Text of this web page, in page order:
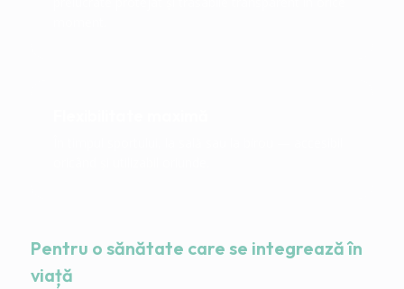
Pentru o sănătate care se integrează în
viață